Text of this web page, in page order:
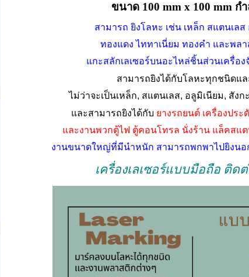
ขนาด 100 mm x 100 mm กำ
สามารถ ยิงโลหะ เช่น เหล็ก สแตนเลส
ทองแดง ไททาเนี่ยม ทองคำ และพลา
แกะสลักเลเซอร์บนอะไหล่ชิ้นส่วนเครื่อ
สามารถยิงได้กับโลหะทุกชนิดแ
ไม่ว่าจะเป็นเหล็ก, สแตนเลส, อลูมิเนียม, สังก
และสามารถยิงได้กับ ยางรถยนต์ เครื่องประ
และงานพวกตู้ไฟ ตู้คอนโทรล นั่งร้าน แล็คสแ
งานขนาดใหญ่ที่มีนำหนัก สามารถพกพาไปยิงนอ
เครื่องเลเซอร์แบบมือถือ ติดต่